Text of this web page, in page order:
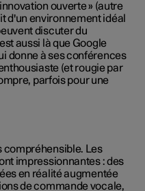
ouverte » (autre
d'un environnement idéal
discuter du
aussi là que Google
donne à ses conférences
(et rougie par
parfois pour une
compréhensible. Les
impressionnantes : des
en réalité augmentée
de commande vocale,